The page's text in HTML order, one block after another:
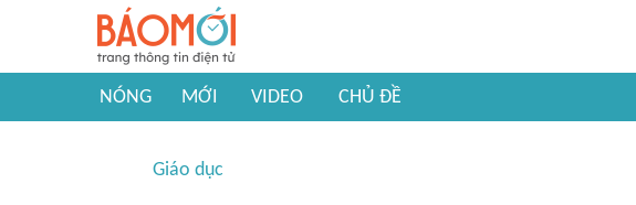
NÓNG MỚI VIDEO CHỦ ĐỀ
Giáo dục